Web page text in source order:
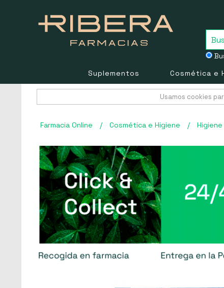
Suplementos Cosmética e
Usamos cookies
Farmacia Online / Cosmética e Higiene /